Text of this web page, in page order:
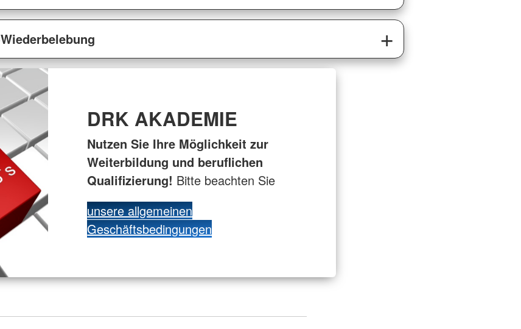
DRK AKADEMIE
Nutzen Sie Ihre Möglichkeit zur
Weiterbildung und beruflichen
Qualifizierung! Bitte beachten Sie
unsere allgemeinen
Geschäftsbedingungen